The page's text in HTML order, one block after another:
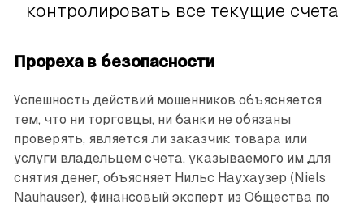
контролировать все текущие счета
Прореха в безопасности
Успешность действий мошенников объясняется
тем, что ни торговцы, ни банки не обязаны
проверять, является ли заказчик товара или
услуги владельцем счета, указываемого им для
снятия денег, объясняет Нильс Наухаузер (Niels
Nauhauser), финансовый эксперт из Общества по